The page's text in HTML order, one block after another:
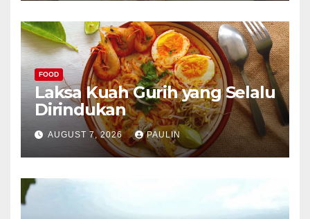
FOOD
Laksa Kuah Gurih yang Selalu
Dirindukan
AUGUST 7, 2026 PAULIN